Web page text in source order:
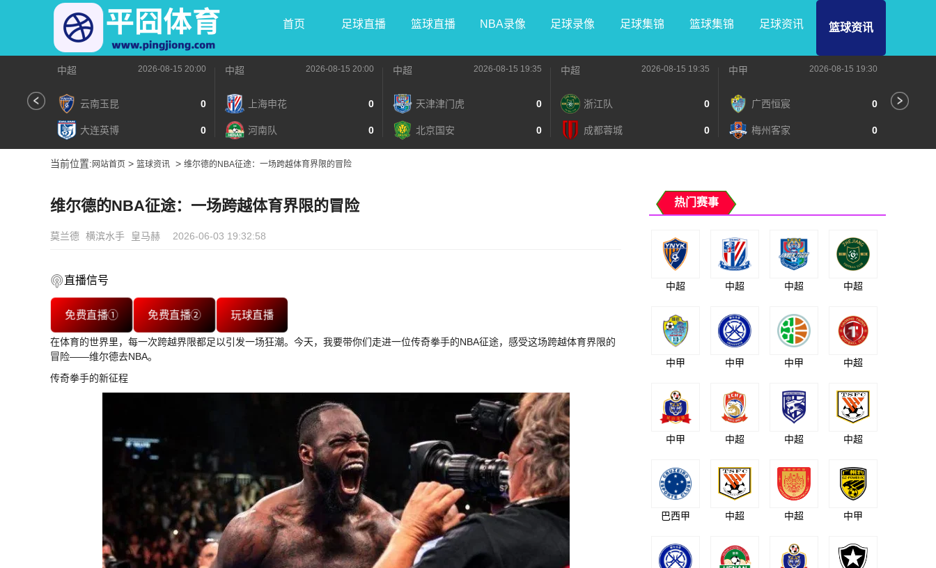
首页 足球直播 篮球直播 NBA录像 足球录像 足球集锦 篮球集锦 足球资讯 篮球资讯
中超 2026-08-15 20:00
云南玉昆 0
大连英博 0
中超 2026-08-15 20:00
上海申花 0
河南队 0
中超 2026-08-15 19:35
天津津门虎 0
北京国安 0
中超 2026-08-15 19:35
浙江队 0
成都蓉城 0
中甲 2026-08-15 19:30
广西恒宸 0
梅州客家 0
当前位置: 网站首页 > 篮球资讯 > 维尔德的NBA征途：一场跨越体育界限的冒险
维尔德的NBA征途：一场跨越体育界限的冒险
莫兰德 横滨水手 皇马赫 2026-06-03 19:32:58
直播信号
免费直播① 免费直播② 玩球直播
在体育的世界里，每一次跨越界限都足以引发一场狂潮。今天，我要带你们走进一位传奇拳手的NBA征途，感受这场跨越体育界限的
冒险——维尔德去NBA。
传奇拳手的新征程
热门赛事
中超 中超 中超 中超
中甲 中甲 中甲 中超
中甲 中超 中超 中超
巴西甲 中超 中超 中甲